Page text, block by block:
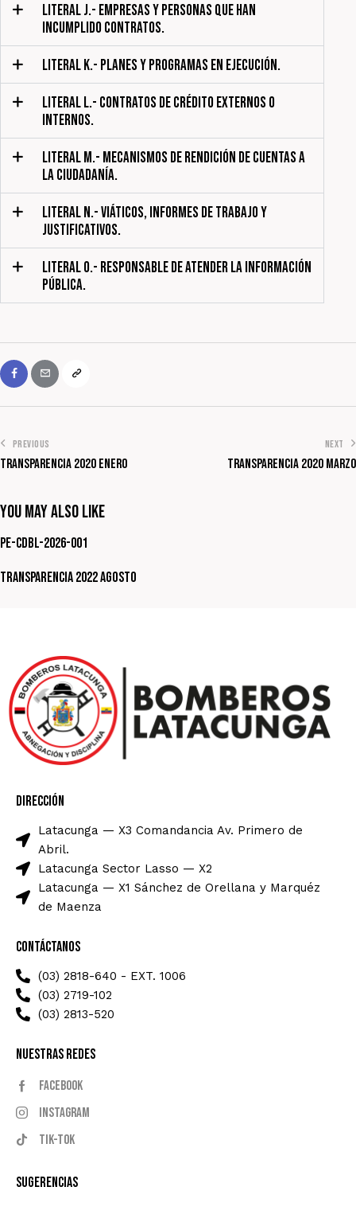
LITERAL J.- EMPRESAS Y PERSONAS QUE HAN
INCUMPLIDO CONTRATOS.
LITERAL K.- PLANES Y PROGRAMAS EN EJECUCIÓN.
LITERAL L.- CONTRATOS DE CRÉDITO EXTERNOS O
INTERNOS.
LITERAL M.- MECANISMOS DE RENDICIÓN DE CUENTAS A
LA CIUDADANÍA.
LITERAL N.- VIÁTICOS, INFORMES DE TRABAJO Y
JUSTIFICATIVOS.
LITERAL O.- RESPONSABLE DE ATENDER LA INFORMACIÓN
PÚBLICA.
PREVIOUS
Transparencia 2020 Enero
NEXT
Transparencia 2020 Marzo
You May Also Like
PE-CDBL-2026-001
Transparencia 2022 Agosto
Dirección
Latacunga — X3 Comandancia Av. Primero de
Abril.
Latacunga Sector Lasso — X2
Latacunga — X1 Sánchez de Orellana y Marquéz
de Maenza
Contáctanos
(03) 2818-640 - EXT. 1006
(03) 2719-102
(03) 2813-520
Nuestras Redes
Facebook
Instagram
Tik-tok
Sugerencias